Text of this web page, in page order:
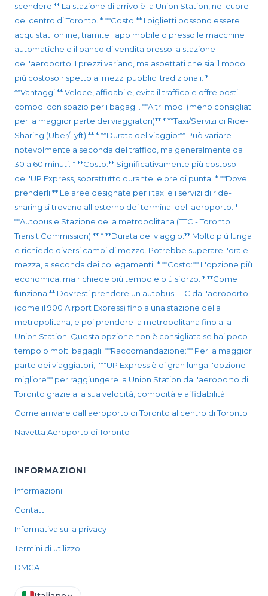
scendere:** La stazione di arrivo è la Union Station, nel cuore
del centro di Toronto. * **Costo:** I biglietti possono essere
acquistati online, tramite l'app mobile o presso le macchine
automatiche e il banco di vendita presso la stazione
dell'aeroporto. I prezzi variano, ma aspettati che sia il modo
più costoso rispetto ai mezzi pubblici tradizionali. *
**Vantaggi:** Veloce, affidabile, evita il traffico e offre posti
comodi con spazio per i bagagli. **Altri modi (meno consigliati
per la maggior parte dei viaggiatori)** * **Taxi/Servizi di Ride-
Sharing (Uber/Lyft):** * **Durata del viaggio:** Può variare
notevolmente a seconda del traffico, ma generalmente da
30 a 60 minuti. * **Costo:** Significativamente più costoso
dell'UP Express, soprattutto durante le ore di punta. * **Dove
prenderli:** Le aree designate per i taxi e i servizi di ride-
sharing si trovano all'esterno dei terminal dell'aeroporto. *
**Autobus e Stazione della metropolitana (TTC - Toronto
Transit Commission):** * **Durata del viaggio:** Molto più lunga
e richiede diversi cambi di mezzo. Potrebbe superare l'ora e
mezza, a seconda dei collegamenti. * **Costo:** L'opzione più
economica, ma richiede più tempo e più sforzo. * **Come
funziona:** Dovresti prendere un autobus TTC dall'aeroporto
(come il 900 Airport Express) fino a una stazione della
metropolitana, e poi prendere la metropolitana fino alla
Union Station. Questa opzione non è consigliata se hai poco
tempo o molti bagagli. **Raccomandazione:** Per la maggior
parte dei viaggiatori, l'**UP Express è di gran lunga l'opzione
migliore** per raggiungere la Union Station dall'aeroporto di
Toronto grazie alla sua velocità, comodità e affidabilità.
Come arrivare dall'aeroporto di Toronto al centro di Toronto
Navetta Aeroporto di Toronto
INFORMAZIONI
Informazioni
Contatti
Informativa sulla privacy
Termini di utilizzo
DMCA